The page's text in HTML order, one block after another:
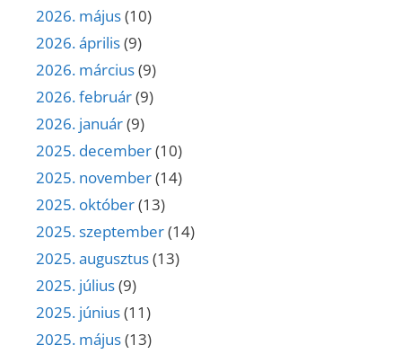
2026. május(10)
2026. április(9)
2026. március(9)
2026. február(9)
2026. január(9)
2025. december(10)
2025. november(14)
2025. október(13)
2025. szeptember(14)
2025. augusztus(13)
2025. július(9)
2025. június(11)
2025. május(13)